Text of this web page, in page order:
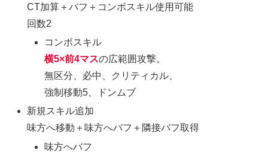
CT加算＋バフ＋コンボスキル使用可能
回数2
コンボスキル
横5×前4マスの広範囲攻撃。
無区分、必中、クリティカル、
強制移動5、ドンムブ
新規スキル追加
味方へ移動＋味方へバフ＋隣接バフ取得
味方へバフ